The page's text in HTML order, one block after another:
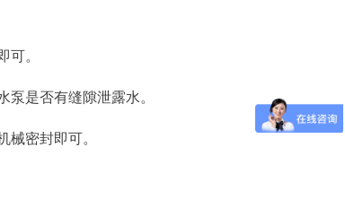
可。
是否有缝隙泄露水。
械密封即可。